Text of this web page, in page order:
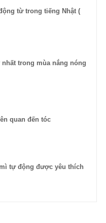
từ trong tiếng Nhật (
trong mùa nắng nóng
quan đến tóc
tự động được yêu thích